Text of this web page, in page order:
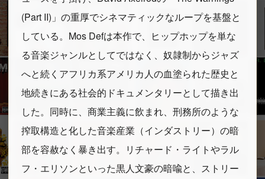
(Part II)」の重厚でシネマティックなループを基盤と
している。Mos Defは本作で、ヒップホップを単な
る音楽ジャンルとしてではなく、奴隷制からジャズ
へと続くアフリカ系アメリカ人の血塗られた歴史と
地続きにある社会的ドキュメンタリーとして描き出
した。同時に、商業主義に飲まれ、刑務所のような
搾取構造と化した音楽産業（インダストリー）の暗
部を容赦なく暴き出す。リチャード・ライトやラル
フ・エリソンといった黒人文豪の暗喩と、ストリー